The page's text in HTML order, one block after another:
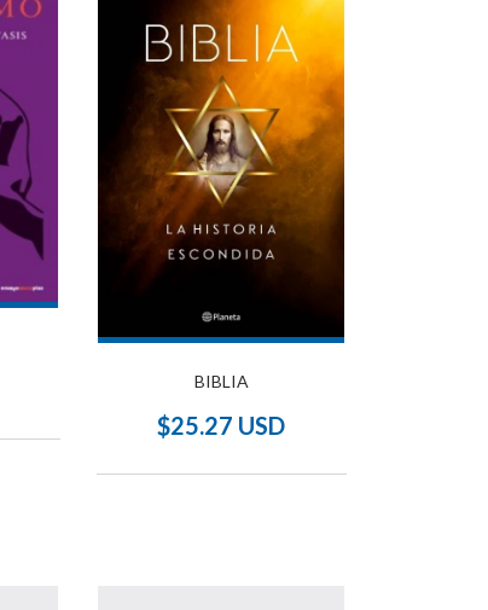
BIBLIA
$25.27 USD